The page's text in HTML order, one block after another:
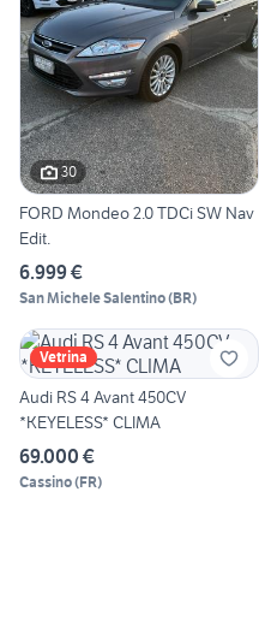
30
FORD Mondeo 2.0 TDCi SW Nav
Edit.
6.999 €
San Michele Salentino(BR)
Vetrina
Audi RS 4 Avant 450CV
*KEYELESS* CLIMA
69.000 €
Cassino(FR)